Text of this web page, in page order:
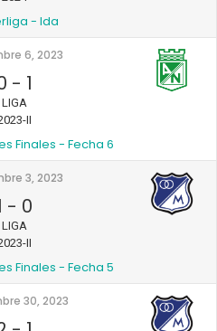
- Ida
6, 2023
- 1
LIGA
II
Finales - Fecha 6
3, 2023
- 0
LIGA
II
Finales - Fecha 5
30, 2023